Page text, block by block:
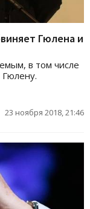
Гюлена и
в том числе
23 ноября 2018, 21:46